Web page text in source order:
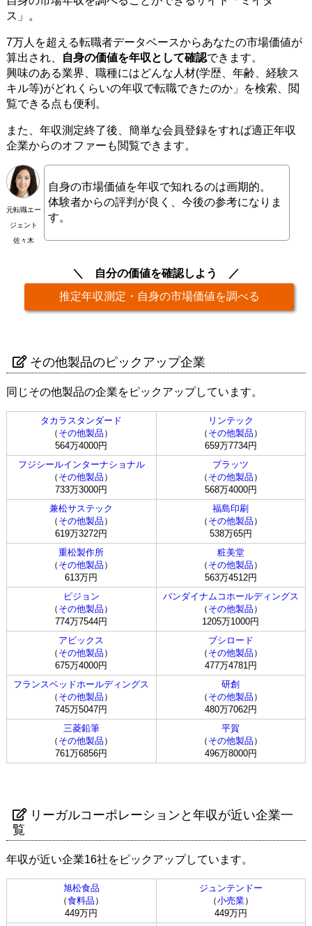
ス」。
7万人を超える転職者データベースからあなたの市場価値が
算出され、
自身の価値を年収として確認できます。
興味のある業界、職種にはどんな人材(学歴、年齢、経験ス
キル等)がどれくらいの年収で転職できたのか」を検索、閲
覧できる点も便利。
また、年収測定終了後、簡単な会員登録をすれば適正年収
企業からのオファーも閲覧できます。
元転職エー
ジェント
佐々木
自身の市場価値を年収で知れるのは画期的。
体験者からの評判が良く、今後の参考になりま
す。
自分の価値を確認しよう
推定年収測定・自身の市場価値を調べる
その他製品のピックアップ企業
同じその他製品の企業をピックアップしています。
タカラスタンダード
（ その他製品 ）
564万4000円
リンテック
（ その他製品 ）
659万7734円
フジシールインターナショナル
（ その他製品 ）
733万3000円
プラッツ
（ その他製品 ）
568万4000円
兼松サステック
（ その他製品 ）
619万3272円
福島印刷
（ その他製品 ）
538万65円
重松製作所
（ その他製品 ）
613万円
粧美堂
（ その他製品 ）
563万4512円
ピジョン
（ その他製品 ）
774万7544円
バンダイナムコホールディングス
（ その他製品 ）
1205万1000円
アビックス
（ その他製品 ）
675万4000円
ブシロード
（ その他製品 ）
477万4781円
フランスベッドホールディングス
（ その他製品 ）
745万5047円
研創
（ その他製品 ）
480万7062円
三菱鉛筆
（ その他製品 ）
761万6856円
平賀
（ その他製品 ）
496万8000円
リーガルコーポレーションと年収が近い企業一
覧
年収が近い企業16社をピックアップしています。
旭松食品
（食料品 ）
449万円
ジュンテンドー
（小売業）
449万円